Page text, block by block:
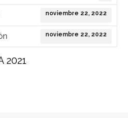
noviembre 22, 2022
noviembre 22, 2022
2021